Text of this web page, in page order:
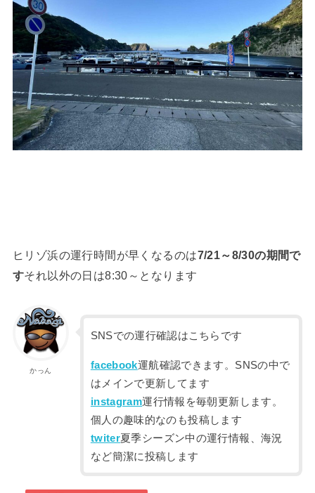
ヒリゾ浜の運行時間が早くなるのは7/21～8/30の期間で
すそれ以外の日は8:30～となります
かっん
SNSでの運行確認はこちらです
facebook運航確認できます。SNSの中で
はメインで更新してます
instagram運行情報を毎朝更新します。
個人の趣味的なのも投稿します
twiter夏季シーズン中の運行情報、海況
など簡潔に投稿します